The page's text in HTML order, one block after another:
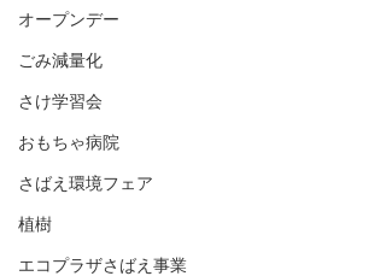
オープンデー
ごみ減量化
さけ学習会
おもちゃ病院
さばえ環境フェア
植樹
エコプラザさばえ事業